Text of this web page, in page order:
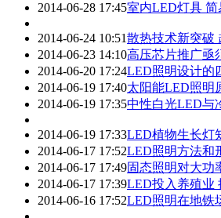
2014-06-28 17:45室内LED灯具
2014-06-24 10:51散热技术新突破
2014-06-23 14:10高压芯片推广亟
2014-06-20 17:24LED照明设计的
2014-06-19 17:40太阳能LED照明
2014-06-19 17:35中性白光LED与
2014-06-19 17:33LED植物生长灯
2014-06-17 17:52LED照明方法和
2014-06-17 17:49固态照明对大功
2014-06-17 17:39LED投入养殖业
2014-06-16 17:52LED照明在地铁